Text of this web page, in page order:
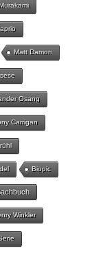
Matt Damon
Osang
Carrigan
Biopic
Winkler